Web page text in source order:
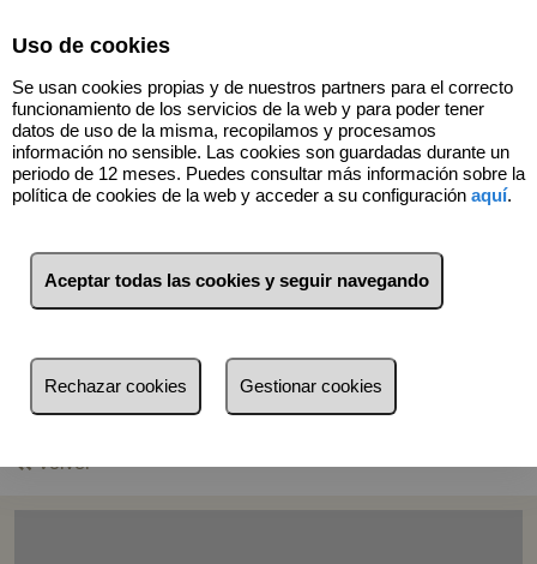
La Inversión Turística es una buena Opción para quien desee
diversificar su Patrimonio en un modelo Sólido y de alta
Demanda. LA RIOJA es apostar por la Excelencia, la
Innovación y un Mercado en Expansión. Propiedad rodeada de
VIÑEDOS infinitos, Naturaleza y Rutas Exclusivas. Ofrece una
vibrante Vida Social y Gastronómica, con eventos únicos como
la emblemática " Batalla del Vino ", declarada de Interés
Turístico Nacional. Algunas estancias incorporan propuestas
de actualización mediante infografía. FINCAS JONDAL &
Nº2875 / REALTORS® Propiedades Exclusivas //
FOTOGRAFÍA Profesional C/. Miguel Villanueva, Nº6 - 2ºIz. -
Oficina 5 26001 - Logroño." />
Volver
Uso de cookies
Se usan cookies propias y de nuestros partners para el correcto
funcionamiento de los servicios de la web y para poder tener
datos de uso de la misma, recopilamos y procesamos
información no sensible. Las cookies son guardadas durante un
periodo de 12 meses. Puedes consultar más información sobre la
política de cookies de la web y acceder a su configuración aquí.
Aceptar todas las cookies y seguir navegando
Rechazar cookies Gestionar cookies